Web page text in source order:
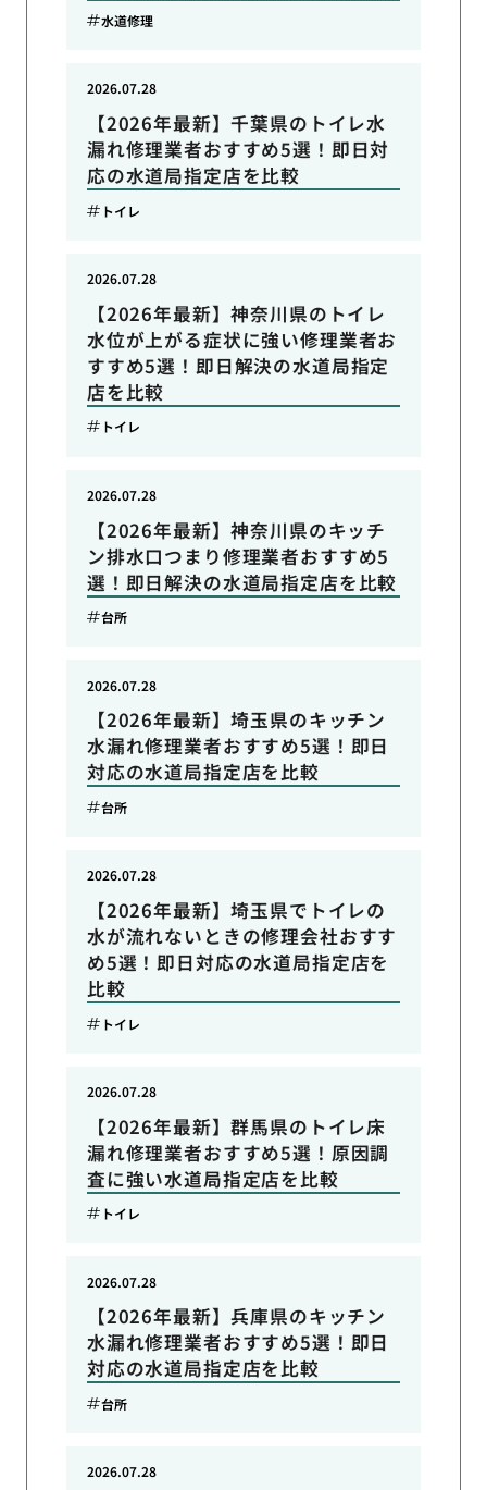
水道修理
【2026年最新】千葉県のトイレ水
漏れ修理業者おすすめ5選！即日対
応の水道局指定店を比較
2026.07.28
トイレ
【2026年最新】神奈川県のトイレ
水位が上がる症状に強い修理業者お
すすめ5選！即日解決の水道局指定
店を比較
2026.07.28
トイレ
【2026年最新】神奈川県のキッチ
ン排水口つまり修理業者おすすめ5
選！即日解決の水道局指定店を比較
2026.07.28
台所
【2026年最新】埼玉県のキッチン
水漏れ修理業者おすすめ5選！即日
対応の水道局指定店を比較
2026.07.28
台所
【2026年最新】埼玉県でトイレの
水が流れないときの修理会社おすす
め5選！即日対応の水道局指定店を
比較
2026.07.28
トイレ
【2026年最新】群馬県のトイレ床
漏れ修理業者おすすめ5選！原因調
査に強い水道局指定店を比較
2026.07.28
トイレ
【2026年最新】兵庫県のキッチン
水漏れ修理業者おすすめ5選！即日
対応の水道局指定店を比較
2026.07.28
台所
2026.07.28